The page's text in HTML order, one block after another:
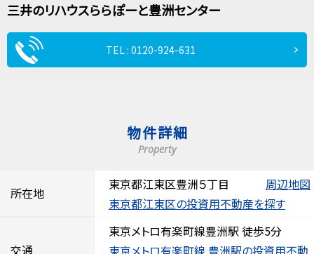
三井のリハウスららぽーと豊洲センター
TEL : 0120-924-631
物件詳細
Property
所在地
東京都江東区豊洲５丁目
周辺地図
東京都江東区の投資用不動産を探す
交通
東京メトロ有楽町線豊洲駅 徒歩5分
東京メトロ有楽町線 豊洲駅の投資用不動